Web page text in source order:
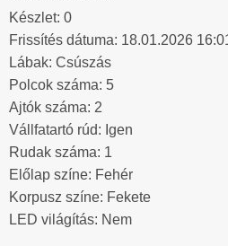
Készlet: 0
Frissítés dátuma: 18.01.2026
Lábak: Csúszás
Polcok száma: 5
Ajtók száma: 2
Vállfatartó rúd: Igen
Rudak száma: 1
Előlap színe: Fehér
Korpusz színe: Fekete
LED világítás: Nem